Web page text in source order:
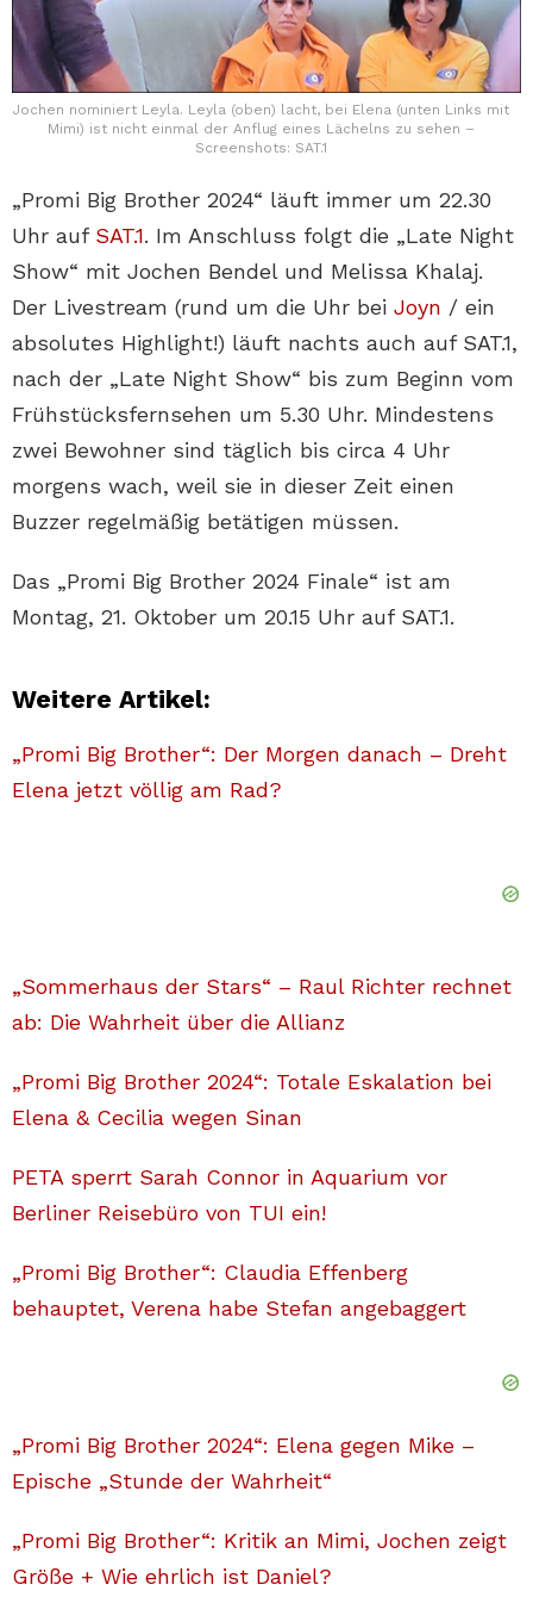
Jochen nominiert Leyla. Leyla (oben) lacht, bei Elena (unten Links mit
Mimi) ist nicht einmal der Anflug eines Lächelns zu sehen –
Screenshots: SAT.1
„Promi Big Brother 2024“ läuft immer um 22.30
Uhr auf SAT.1. Im Anschluss folgt die „Late Night
Show“ mit Jochen Bendel und Melissa Khalaj.
Der Livestream (rund um die Uhr bei Joyn / ein
absolutes Highlight!) läuft nachts auch auf SAT.1,
nach der „Late Night Show“ bis zum Beginn vom
Frühstücksfernsehen um 5.30 Uhr. Mindestens
zwei Bewohner sind täglich bis circa 4 Uhr
morgens wach, weil sie in dieser Zeit einen
Buzzer regelmäßig betätigen müssen.
Das „Promi Big Brother 2024 Finale“ ist am
Montag, 21. Oktober um 20.15 Uhr auf SAT.1.
Weitere Artikel:
„Promi Big Brother“: Der Morgen danach – Dreht
Elena jetzt völlig am Rad?
„Sommerhaus der Stars“ – Raul Richter rechnet
ab: Die Wahrheit über die Allianz
„Promi Big Brother 2024“: Totale Eskalation bei
Elena & Cecilia wegen Sinan
PETA sperrt Sarah Connor in Aquarium vor
Berliner Reisebüro von TUI ein!
„Promi Big Brother“: Claudia Effenberg
behauptet, Verena habe Stefan angebaggert
„Promi Big Brother 2024“: Elena gegen Mike –
Epische „Stunde der Wahrheit“
„Promi Big Brother“: Kritik an Mimi, Jochen zeigt
Größe + Wie ehrlich ist Daniel?